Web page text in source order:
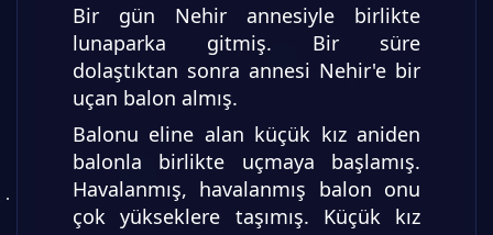
Bir gün Nehir annesiyle birlikte
lunaparka gitmiş. Bir süre
dolaştıktan sonra annesi Nehir'e bir
uçan balon almış.
Balonu eline alan küçük kız aniden
balonla birlikte uçmaya başlamış.
Havalanmış, havalanmış balon onu
çok yükseklere taşımış. Küçük kız